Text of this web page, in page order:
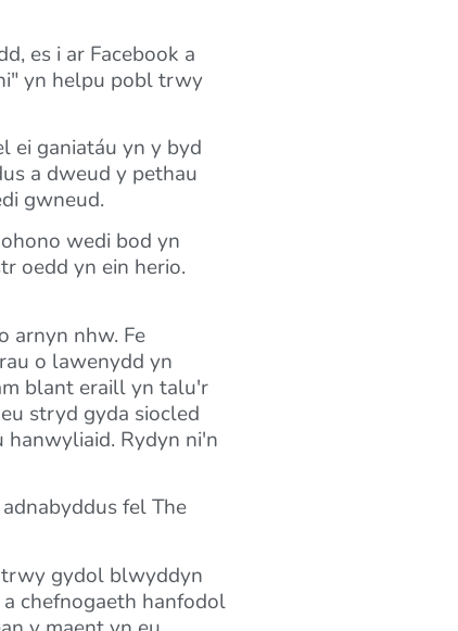
es i ar Facebook a
yn helpu pobl trwy
ei ganiatáu yn y byd
a dweud y pethau
gwneud.
wedi bod yn
oedd yn ein herio.
arnyn nhw. Fe
o lawenydd yn
blant eraill yn talu'r
stryd gyda siocled
hanwyliaid. Rydyn ni'n
fel The
trwy gydol blwyddyn
chefnogaeth hanfodol